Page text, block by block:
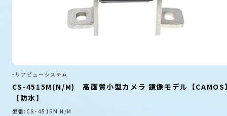
-リアビューシステム
CS-4515M(N/M) 高画質小型カメラ 鏡像モデル【CAMOS
【防水】
型番:CS-4515M N/M